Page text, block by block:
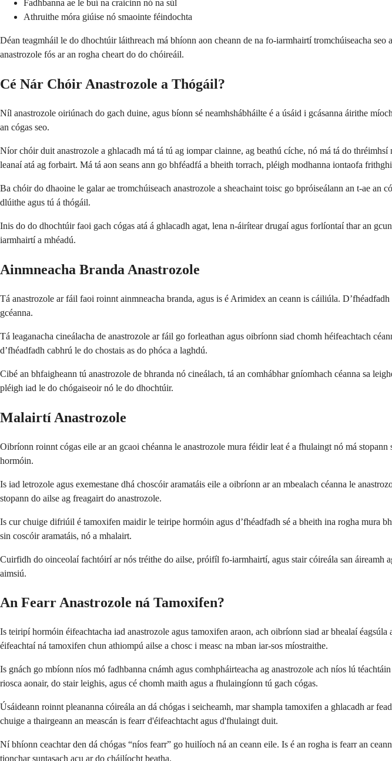
Fadhbanna ae le buí na craicinn nó na súl
Athruithe móra giúise nó smaointe féindochta
Déan teagmháil le do dhochtúir láithreach má bhíonn aon cheann de na fo-iarmhairtí tromchúiseacha
anastrozole fós ar an rogha cheart do do chóireáil.
Cé Nár Chóir Anastrozole a Thógáil?
Níl anastrozole oiriúnach do gach duine, agus bíonn sé neamhshábháilte é a úsáid i gcásanna áirithe
an cógas seo.
Níor chóir duit anastrozole a ghlacadh má tá tú ag iompar clainne, ag beathú cíche, nó má tá do
leanaí atá ag forbairt. Má tá aon seans ann go bhféadfá a bheith torrach, pléigh modhanna iontaofa
Ba chóir do dhaoine le galar ae tromchúiseach anastrozole a sheachaint toisc go bpróiseálann an t-ae
dlúithe agus tú á thógáil.
Inis do do dhochtúir faoi gach cógas atá á ghlacadh agat, lena n-áirítear drugaí agus forlíontaí thar an
iarmhairtí a mhéadú.
Ainmneacha Branda Anastrozole
Tá anastrozole ar fáil faoi roinnt ainmneacha branda, agus is é Arimidex an ceann is cáiliúla.
gcéanna.
Tá leaganacha cineálacha de anastrozole ar fáil go forleathan agus oibríonn siad chomh héifeachtach
d’fhéadfadh cabhrú le do chostais as do phóca a laghdú.
Cibé an bhfaigheann tú anastrozole de bhranda nó cineálach, tá an comhábhar gníomhach céanna sa
pléigh iad le do chógaiseoir nó le do dhochtúir.
Malairtí Anastrozole
Oibríonn roinnt cógas eile ar an gcaoi chéanna le anastrozole mura féidir leat é a fhulaingt nó má
hormóin.
Is iad letrozole agus exemestane dhá choscóir aramatáis eile a oibríonn ar an mbealach céanna le
stopann do ailse ag freagairt do anastrozole.
Is cur chuige difriúil é tamoxifen maidir le teiripe hormóin agus d’fhéadfadh sé a bheith ina rogha mura
sin coscóir aramatáis, nó a mhalairt.
Cuirfidh do oinceolaí fachtóirí ar nós tréithe do ailse, próifíl fo-iarmhairtí, agus stair cóireála san
aimsiú.
An Fearr Anastrozole ná Tamoxifen?
Is teiripí hormóin éifeachtacha iad anastrozole agus tamoxifen araon, ach oibríonn siad ar bhealaí
éifeachtaí ná tamoxifen chun athiompú ailse a chosc i measc na mban iar-sos míostraithe.
Is gnách go mbíonn níos mó fadhbanna cnámh agus comhpháirteacha ag anastrozole ach níos lú
riosca aonair, do stair leighis, agus cé chomh maith agus a fhulaingíonn tú gach cógas.
Úsáideann roinnt pleananna cóireála an dá chógas i seicheamh, mar shampla tamoxifen a ghlacadh ar
chuige a thairgeann an meascán is fearr d'éifeachtacht agus d'fhulaingt duit.
Ní bhíonn ceachtar den dá chógas “níos fearr” go huilíoch ná an ceann eile. Is é an rogha is fearr an
tionchar suntasach acu ar do cháilíocht beatha.